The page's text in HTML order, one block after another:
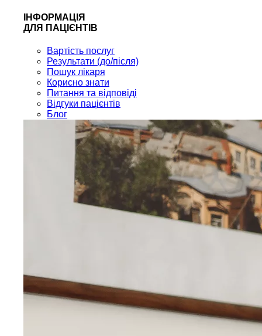
ІНФОРМАЦІЯ
ДЛЯ ПАЦІЄНТІВ
Вартість послуг
Результати (до/після)
Пошук лікаря
Корисно знати
Питання та відповіді
Відгуки пацієнтів
Блог